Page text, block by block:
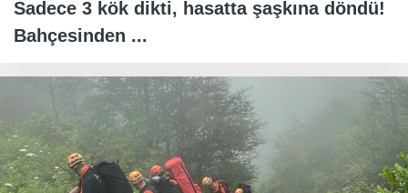
Sadece 3 kök dikti, hasatta şaşkına döndü!
Bahçesinden ...